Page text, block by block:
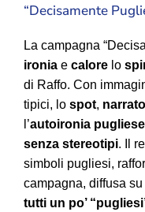
“Decisamente
La campagna
ironia e calore lo
di Raffo. Con
tipici, lo spot,
l’autoironia
senza stereotipi. Il
simboli pugliesi,
campagna, diffusa
tutti un po’